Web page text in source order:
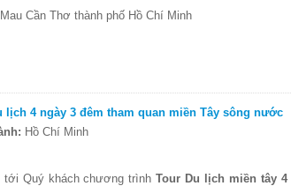
Cần Thơ thành phố Hồ Chí Minh
lịch 4 ngày 3 đêm tham quan miền Tây sông nước
Hồ Chí Minh
tới Quý khách chương trìnhTour Du lịch miền tây 4